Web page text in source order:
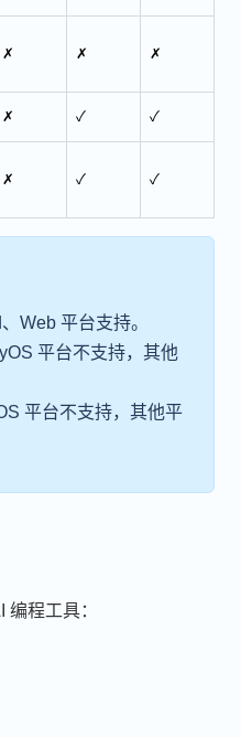
✗ ✗ ✗
✗ ✓ ✓
✗ ✓ ✓
Web 平台支持。
平台不支持，其他
平台不支持，其他平
程工具：